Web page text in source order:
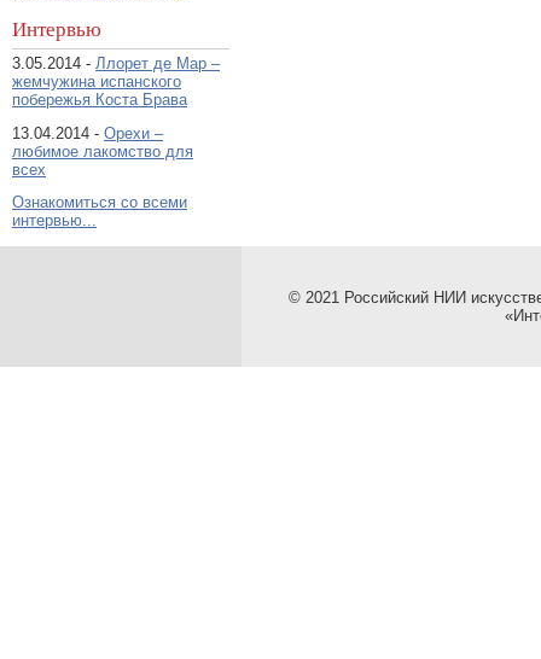
Интервью
3.05.2014 - Ллорет де Мар –
жемчужина испанского
побережья Коста Брава
13.04.2014 - Орехи –
любимое лакомство для
всех
Ознакомиться со всеми
интервью...
© 2021 Российский НИИ